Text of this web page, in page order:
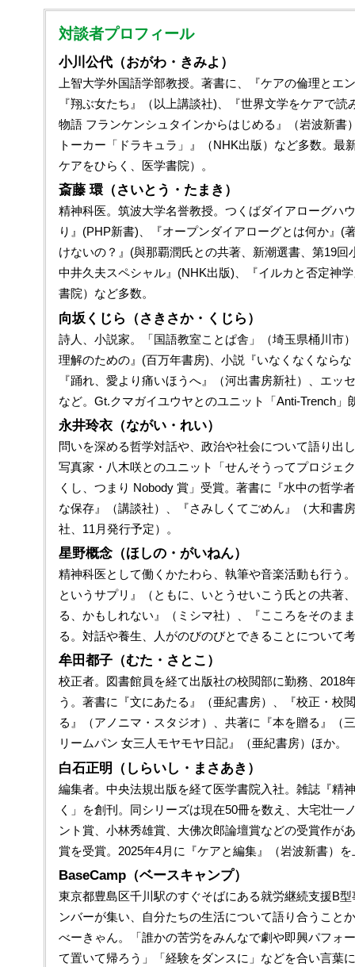
対談者プロフィール
小川公代（おがわ・きみよ）
上智大学外国語学部教授。著書に、『ケアの倫理とエ
『翔ぶ女たち』（以上講談社)、『世界文学をケアで
物語 フランケンシュタインからはじめる』（岩波新書
トーカー「ドラキュラ」』（NHK出版）など多数。最
ケアをひらく、医学書院）。
斎藤 環（さいとう・たまき）
精神科医。筑波大学名誉教授。つくばダイアローグハ
り』(PHP新書)、『オープンダイアローグとは何か』(
けないの？』(與那覇潤氏との共著、新潮選書、第19
中井久夫スペシャル』(NHK出版)、『イルカと否定神
書院）など多数。
向坂くじら（さきさか・くじら）
詩人、小説家。「国語教室ことぱ舎」（埼玉県桶川市
理解のための』(百万年書房)、小説『いなくなくなら
『踊れ、愛より痛いほうへ』（河出書房新社）、エッ
など。Gt.クマガイユウヤとのユニット「Anti-Trench」
永井玲衣（ながい・れい）
問いを深める哲学対話や、政治や社会について語り出
写真家・八木咲とのユニット「せんそうってプロジェ
くし、つまり Nobody 賞」受賞。著書に『水中の哲学
な保存』（講談社）、『さみしくてごめん』（大和書
社、11月発行予定）。
星野概念（ほしの・がいねん）
精神科医として働くかたわら、執筆や音楽活動も行う
というサプリ』（ともに、いとうせいこう氏との共著
る、かもしれない』（ミシマ社）、『こころをそのま
る。対話や養生、人がのびのびとできることについて
牟田都子（むた・さとこ）
校正者。図書館員を経て出版社の校閲部に勤務、2018
う。著書に『文にあたる』（亜紀書房）、『校正・校
る』（アノニマ・スタジオ）、共著に『本を贈る』（
リームパン 女三人モヤモヤ日記』（亜紀書房）ほか。
白石正明（しらいし・まさあき）
編集者。中央法規出版を経て医学書院入社。雑誌『精
く」を創刊。同シリーズは現在50冊を数え、大宅壮一
ント賞、小林秀雄賞、大佛次郎論壇賞などの受賞作が
賞を受賞。2025年4月に『ケアと編集』（岩波新書）を
BaseCamp（ベースキャンプ）
東京都豊島区千川駅のすぐそばにある就労継続支援B
ンバーが集い、自分たちの生活について語り合うこと
べーきゃん。「誰かの苦労をみんなで劇や即興パフォ
て置いて帰ろう」「経験をダンスに」などを合い言葉